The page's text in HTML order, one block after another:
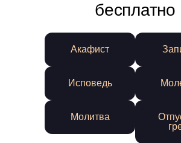
бесплатно
Акафист
Исповедь
Молитва